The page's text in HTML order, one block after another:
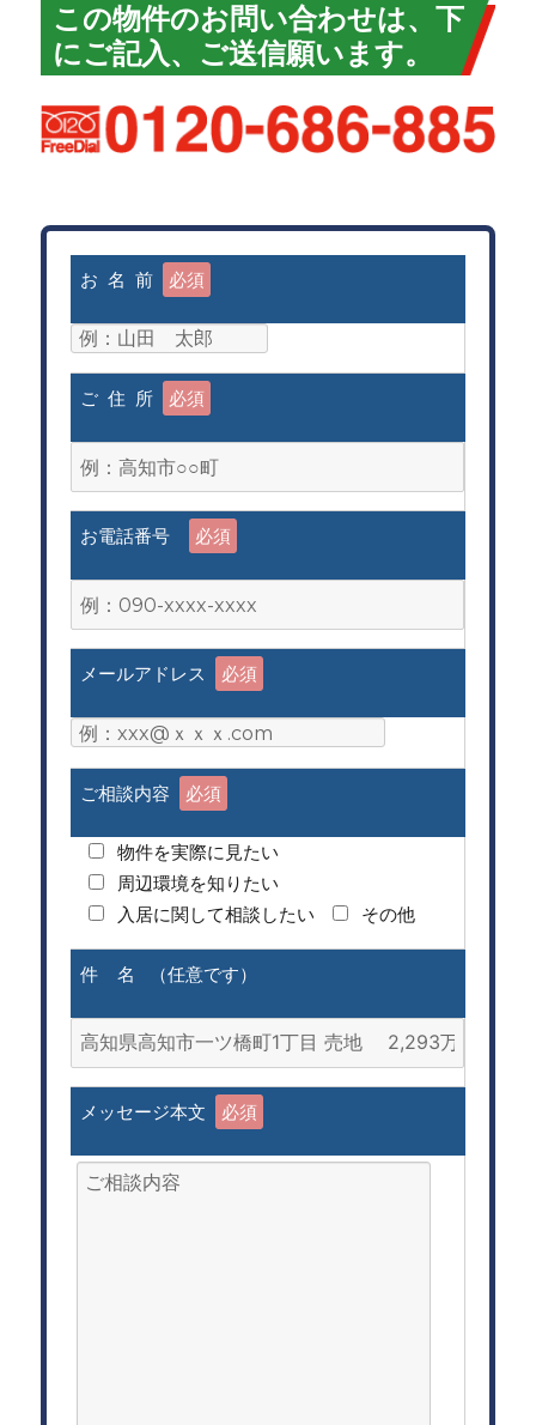
この物件のお問い合わせは、下
にご記入、ご送信願います。
お 名 前 必須
ご 住 所 必須
お電話番号 必須
メールアドレス 必須
ご相談内容 必須
物件を実際に見たい
周辺環境を知りたい
入居に関して相談したい
その他
件 名 （任意です）
メッセージ本文 必須